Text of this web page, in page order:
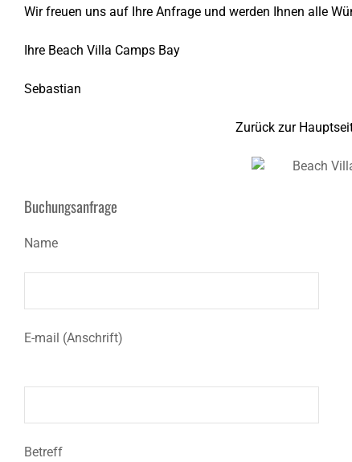
Wir freuen uns auf Ihre Anfrage und werden Ihnen alle
Ihre Beach Villa Camps Bay
Sebastian
Zurück zur
Buchungsanfrage
Name
E-mail (Anschrift)
Betreff